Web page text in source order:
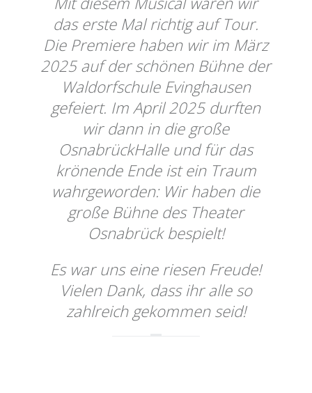
das erste Mal richtig auf Tour.
Die Premiere haben wir im März
2025 auf der schönen Bühne der
Waldorfschule Evinghausen
gefeiert. Im April 2025 durften
wir dann in die große
OsnabrückHalle und für das
krönende Ende ist ein Traum
wahrgeworden: Wir haben die
große Bühne des Theater
Osnabrück bespielt!
Es war uns eine riesen Freude!
Vielen Dank, dass ihr alle so
zahlreich gekommen seid!